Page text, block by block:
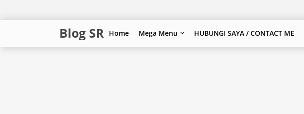
Blog SR Home Mega Menu HUBUNGI SAYA / CONTACT ME